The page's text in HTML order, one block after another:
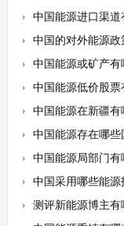
中国能源进口渠
中国的对外能源
中国能源或矿产有哪
中国能源低价股
中国能源在新疆
中国能源存在哪
中国能源局部门
中国采用哪些能
测评新能源博主